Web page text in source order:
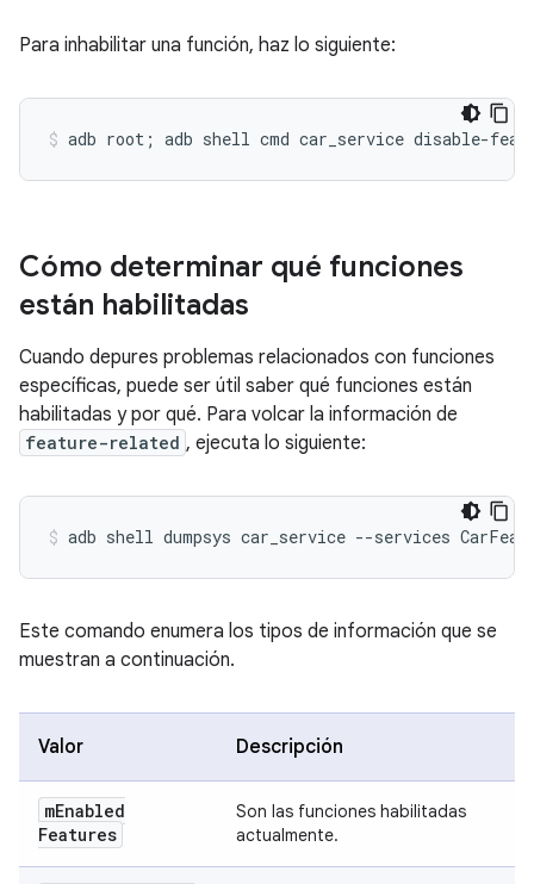
Para inhabilitar una función, haz lo siguiente:
Cómo determinar qué funciones
están habilitadas
Cuando depures problemas relacionados con funciones
específicas, puede ser útil saber qué funciones están
habilitadas y por qué. Para volcar la información de
feature-related , ejecuta lo siguiente:
Este comando enumera los tipos de información que se
muestran a continuación.
Valor Descripción
mEnabled
Features
Son las funciones habilitadas
actualmente.